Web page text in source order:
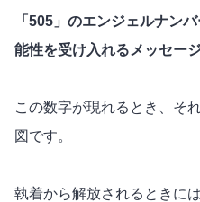
「505」のエンジェルナン
能性を受け入れるメッセー
この数字が現れるとき、そ
図です。
執着から解放されるときに